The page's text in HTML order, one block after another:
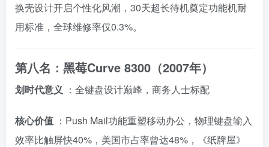
换壳设计开启个性化风潮，30天超长待机奠定功能机耐
用标准，全球维修率仅0.3%。
第八名：黑莓Curve 8300（2007年）
划时代意义 ：全键盘设计巅峰，商务人士标配
核心价值 ：Push Mail功能重塑移动办公，物理键盘输入
效率比触屏快40%，美国市占率曾达48%，《纸牌屋》